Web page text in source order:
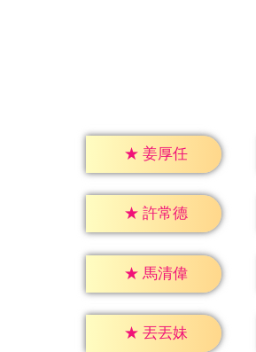
★ 姜厚任
★ 許常德
★ 馬清偉
★ 丟丟妹